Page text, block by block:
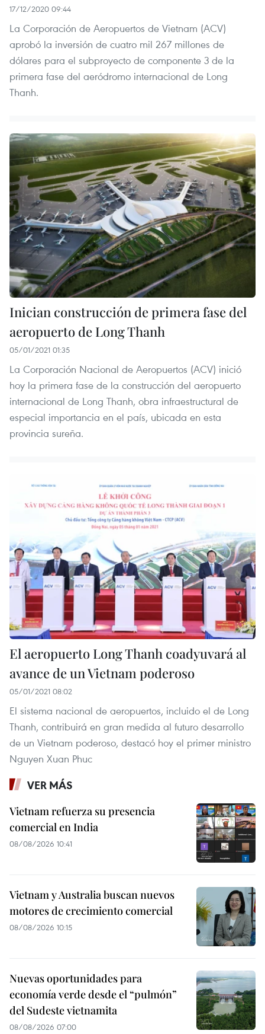
17/12/2020 09:44
La Corporación de Aeropuertos de Vietnam (ACV)
aprobó la inversión de cuatro mil 267 millones de
dólares para el subproyecto de componente 3 de la
primera fase del aeródromo internacional de Long
Thanh.
Inician construcción de primera fase del
aeropuerto de Long Thanh
05/01/2021 01:35
La Corporación Nacional de Aeropuertos (ACV) inició
hoy la primera fase de la construcción del aeropuerto
internacional de Long Thanh, obra infraestructural de
especial importancia en el país, ubicada en esta
provincia sureña.
El aeropuerto Long Thanh coadyuvará al
avance de un Vietnam poderoso
05/01/2021 08:02
El sistema nacional de aeropuertos, incluido el de Long
Thanh, contribuirá en gran medida al futuro desarrollo
de un Vietnam poderoso, destacó hoy el primer ministro
Nguyen Xuan Phuc
VER MÁS
Vietnam refuerza su presencia
comercial en India
08/08/2026 10:41
Vietnam y Australia buscan nuevos
motores de crecimiento comercial
08/08/2026 10:15
Nuevas oportunidades para
economía verde desde el “pulmón”
del Sudeste vietnamita
08/08/2026 07:00